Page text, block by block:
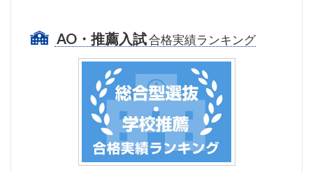
AO・推薦入試合格実績ランキング